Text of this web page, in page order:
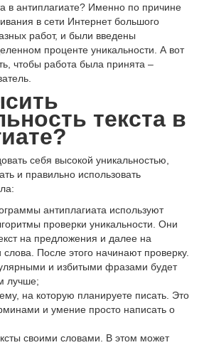
в антиплагиате? Именно по причине
в сети Интернет большого
работ, и были введены
проценте уникальности. А вот
чтобы работа была принята –
текста в
себя высокой уникальностью,
и правильно использовать
антиплагиата используют
проверки уникальности. Они
на предложения и далее на
слова. После этого начинают проверку.
и избитыми фразами будет
лучше;
на которую планируете писать. Это
и умение просто написать о
своими словами. В этом может